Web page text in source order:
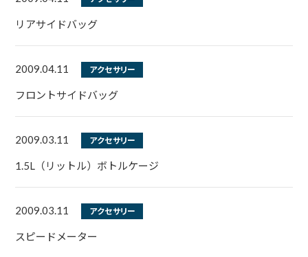
リアサイドバッグ
2009.04.11 アクセサリー
フロントサイドバッグ
2009.03.11 アクセサリー
1.5L（リットル）ボトルケージ
2009.03.11 アクセサリー
スピードメーター